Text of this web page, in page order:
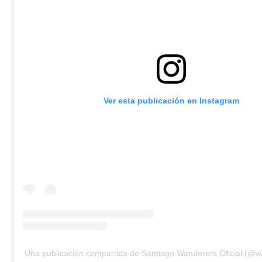
Ver esta publicación en Instagram
Una publicación compartida de Santiago Wanderers Oficial